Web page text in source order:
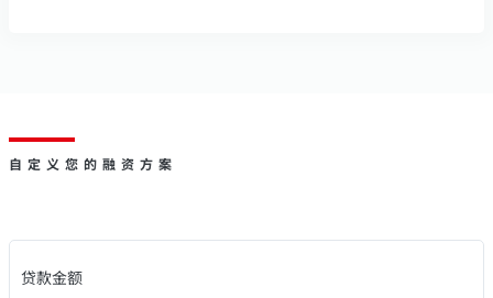
自定义您的融资方案
贷款金额